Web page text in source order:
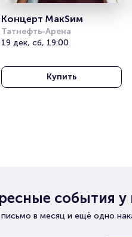
Концерт МакSим
Татнефть-Арена
19 дек, сб, 19:00
Купить
события у
в месяц и ещё одно